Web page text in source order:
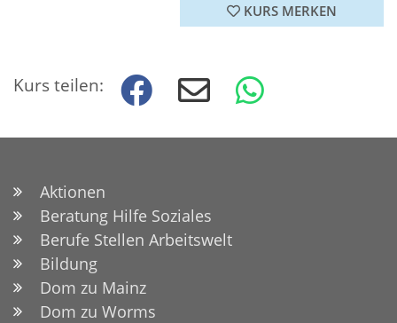
KURS MERKEN
Kurs teilen:
Aktionen
Beratung Hilfe Soziales
Berufe Stellen Arbeitswelt
Bildung
Dom zu Mainz
Dom zu Worms